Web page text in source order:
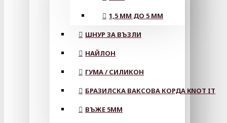
1,5 ММ ДО 5 ММ
ШНУР ЗА ВЪЗЛИ
НАЙЛОН
ГУМА / СИЛИКОН
БРАЗИЛСКА ВАКСОВА КОРДА KNOT IT
ВЪЖЕ 5MM